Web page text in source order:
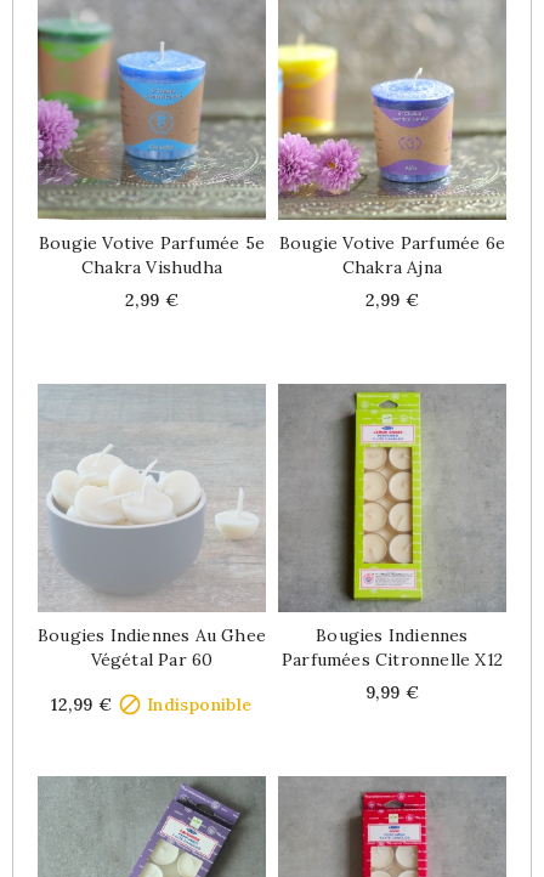
Bougie Votive Parfumée 5e
Chakra Vishudha
Price
2,99 €
Bougie Votive Parfumée 6e
Chakra Ajna
Price
2,99 €
Bougies Indiennes Au Ghee
Végétal Par 60
12,99 €  Indisponible
Bougies Indiennes
Parfumées Citronnelle X12
Price
9,99 €